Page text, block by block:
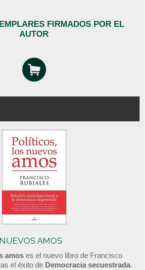
FIRMADOS POR EL
AUTOR
AMOS
amos es el nuevo libro de Francisco
el éxito de Democracia secuestrada.